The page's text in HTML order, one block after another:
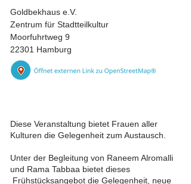
Goldbekhaus e.V.
Zentrum für Stadtteilkultur
Moorfuhrtweg 9
22301 Hamburg
Diese Veranstaltung bietet Frauen aller
Kulturen die Gelegenheit zum Austausch.
Unter der Begleitung von Raneem Alromalli
und Rama Tabbaa bietet dieses
Frühstücksangebot die Gelegenheit, neue